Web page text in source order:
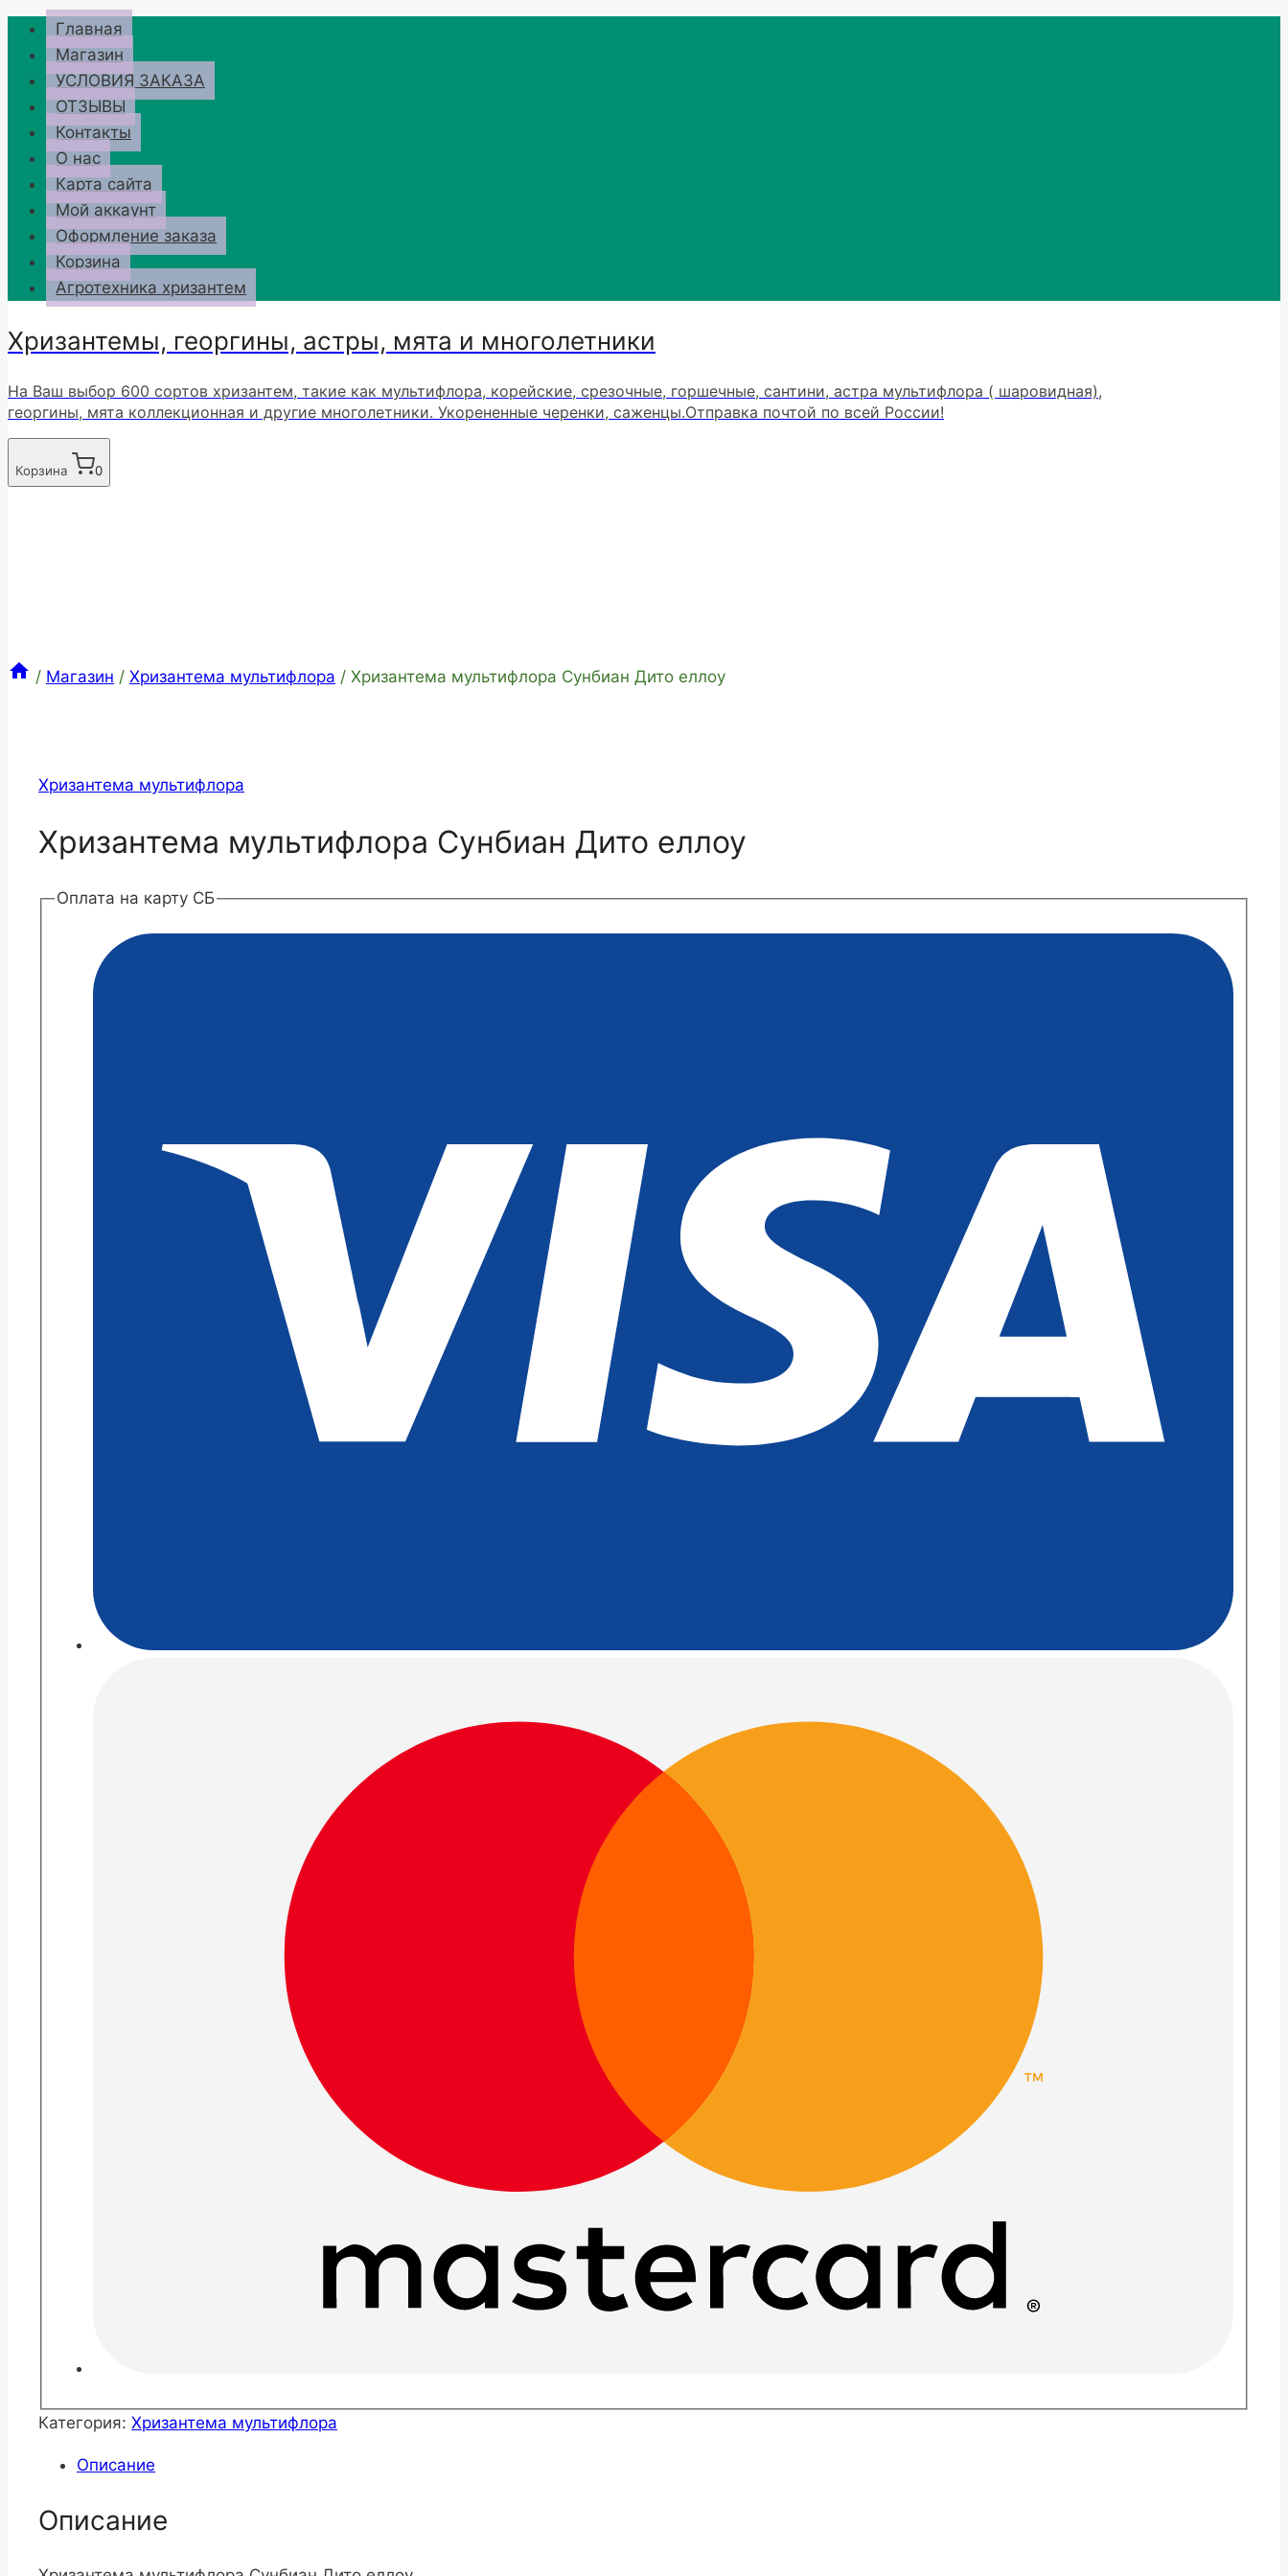
Перейти
содержимому
Главная
Магазин
УСЛОВИЯ ЗАКАЗА
ОТЗЫВЫ
Контакты
О нас
Карта сайта
Мой аккаунт
Оформление заказа
Корзина
Агротехника хризантем
Хризантемы, георгины, астры, мята и многолетники
На Ваш выбор 600 сортов хризантем, такие как мультифлора, корейские, срезочные, горшечные, сантини, астра мультифлора ( шаровидная),
георгины, мята коллекционная и другие многолетники. Укорененные черенки, саженцы.Отправка почтой по всей России!
Корзина 0
/ Магазин / Хризантема мультифлора / Хризантема мультифлора Сунбиан Дито еллоу
Хризантема мультифлора
Хризантема мультифлора Сунбиан Дито еллоу
Оплата на карту СБ
Категория: Хризантема мультифлора
Описание
Описание